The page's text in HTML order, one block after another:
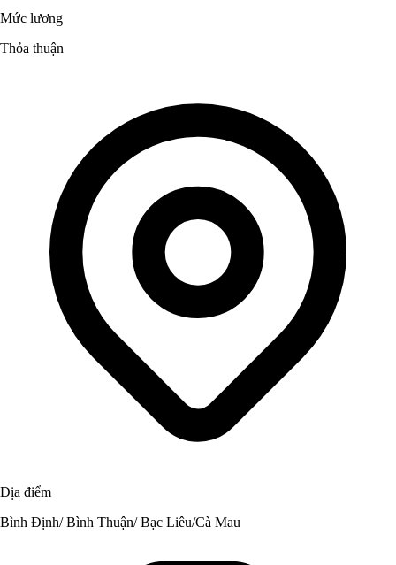
Mức lương
Thỏa thuận
Địa điểm
Bình Định/ Bình Thuận/ Bạc Liêu/Cà Mau